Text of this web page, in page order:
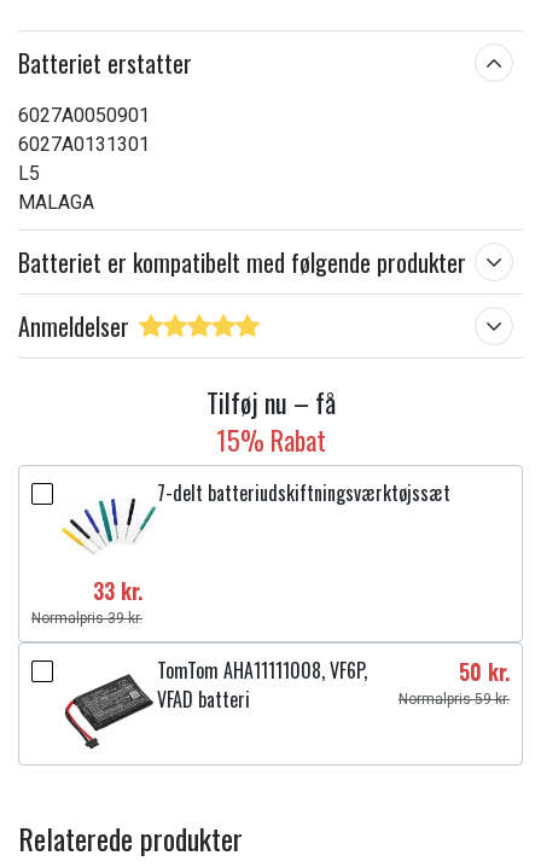
Batteriet erstatter
6027A0050901
6027A0131301
L5
MALAGA
Batteriet er kompatibelt med følgende produkter
Anmeldelser
Tilføj nu – få
15% Rabat
7-delt batteriudskiftningsværktøjssæt
33 kr.
Normalpris 39 kr.
TomTom AHA11111008, VF6P,
VFAD batteri
50 kr.
Normalpris 59 kr.
Relaterede produkter